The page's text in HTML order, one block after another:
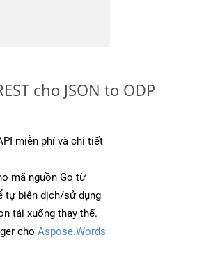
cho JSON to ODP
miễn phí và chi tiết
mã nguồn Go từ
tự biên dịch/sử dụng
tải xuống thay thế.
cho Aspose.Words